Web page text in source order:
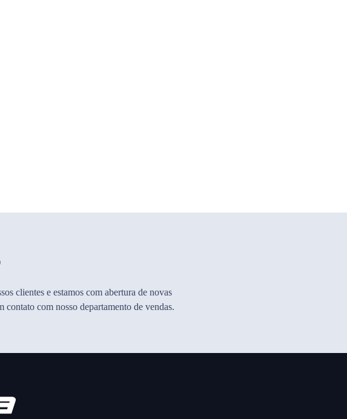
clientes e estamos com abertura de novas
contato com nosso departamento de vendas.